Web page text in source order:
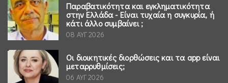
Παραβατικότητα και εγκληματικότητα
στην Ελλάδα - Είναι τυχαία η συγκυρία, ή
κάτι άλλο συμβαίνει ;
08 ΑΥΓ 2026
Οι διοικητικές διορθώσεις και τα app είναι
μεταρρυθμίσεις;
06 ΑΥΓ 2026